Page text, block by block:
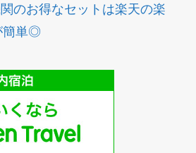
のお得なセットは楽天の楽
簡単◎